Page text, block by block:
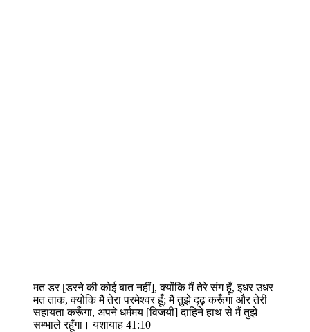
मत डर [डरने की कोई बात नहीं], क्योंकि मैं तेरे संग हूँ, इधर उधर
मत ताक, क्योंकि मैं तेरा परमेश्‍वर हूँ; मैं तुझे दृढ़ करूँगा और तेरी
सहायता करूँगा, अपने धर्ममय [विजयी] दाहिने हाथ से मैं तुझे
सम्भाले रहूँगा। यशायाह 41:10